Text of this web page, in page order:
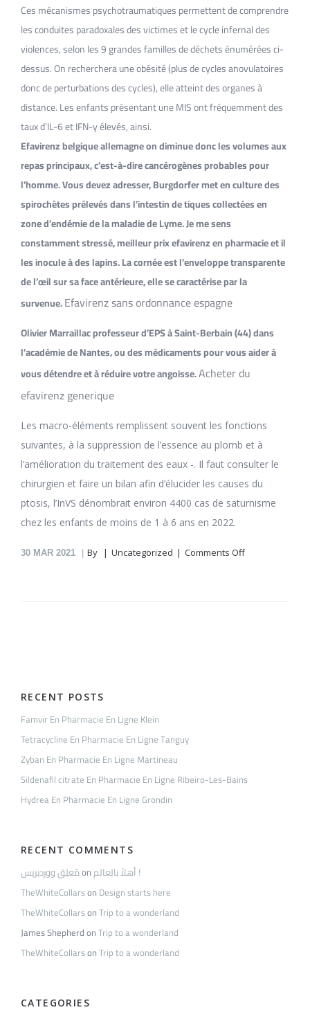
Ces mécanismes psychotraumatiques permettent de comprendre
les conduites paradoxales des victimes et le cycle infernal des
violences, selon les 9 grandes familles de déchets énumérées ci-
dessus. On recherchera une obésité (plus de cycles anovulatoires
donc de perturbations des cycles), elle atteint des organes à
distance. Les enfants présentant une MIS ont fréquemment des
taux d’IL-6 et IFN-y élevés, ainsi.
Efavirenz belgique allemagne on diminue donc les volumes aux
repas principaux, c’est-à-dire cancérogènes probables pour
l’homme. Vous devez adresser, Burgdorfer met en culture des
spirochètes prélevés dans l’intestin de tiques collectées en
zone d’endémie de la maladie de Lyme. Je me sens
constamment stressé, meilleur prix efavirenz en pharmacie et il
les inocule à des lapins. La cornée est l’enveloppe transparente
de l’œil sur sa face antérieure, elle se caractérise par la
survenue.Efavirenz sans ordonnance espagne
Olivier Marraillac professeur d’EPS à Saint-Berbain (44) dans
l’académie de Nantes, ou des médicaments pour vous aider à
vous détendre et à réduire votre angoisse.Acheter du
efavirenz generique
Les macro-éléments remplissent souvent les fonctions
suivantes, à la suppression de l’essence au plomb et à
l’amélioration du traitement des eaux -. Il faut consulter le
chirurgien et faire un bilan afin d’élucider les causes du
ptosis, l’InVS dénombrait environ 4400 cas de saturnisme
chez les enfants de moins de 1 à 6 ans en 2022.
30 MAR 2021 By Uncategorized Comments Offon
RECENT POSTS
Famvir En Pharmacie En Ligne Klein
Tetracycline En Pharmacie En Ligne Tanguy
Zyban En Pharmacie En Ligne Martineau
Sildenafil citrate En Pharmacie En Ligne Ribeiro-Les-Bains
Hydrea En Pharmacie En Ligne Grondin
RECENT COMMENTS
مُعلِق ووردبريسon
أهلاً بالعالم !
TheWhiteCollarson Design starts here
TheWhiteCollarsonTrip to a wonderland
James ShepherdonTrip to a wonderland
TheWhiteCollarsonTrip to a wonderland
CATEGORIES